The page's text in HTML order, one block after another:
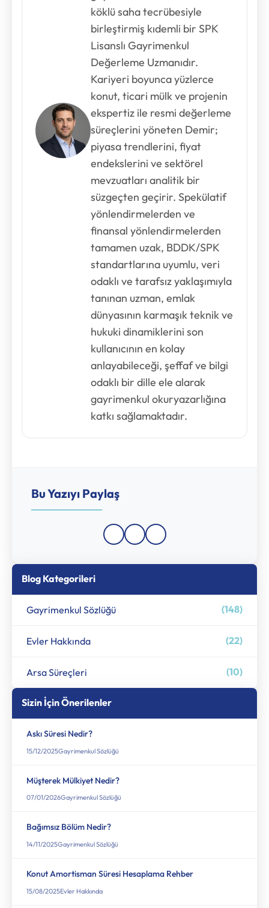
köklü saha tecrübesiyle
birleştirmiş kıdemli bir SPK
Lisanslı Gayrimenkul
Değerleme Uzmanıdır.
Kariyeri boyunca yüzlerce
konut, ticari mülk ve projenin
ekspertiz ile resmi değerleme
süreçlerini yöneten Demir;
piyasa trendlerini, fiyat
endekslerini ve sektörel
mevzuatları analitik bir
süzgeçten geçirir. Spekülatif
yönlendirmelerden ve
finansal yönlendirmelerden
tamamen uzak, BDDK/SPK
standartlarına uyumlu, veri
odaklı ve tarafsız yaklaşımıyla
tanınan uzman, emlak
dünyasının karmaşık teknik ve
hukuki dinamiklerini son
kullanıcının en kolay
anlayabileceği, şeffaf ve bilgi
odaklı bir dille ele alarak
gayrimenkul okuryazarlığına
katkı sağlamaktadır.
Bu Yazıyı Paylaş
Blog Kategorileri
Gayrimenkul Sözlüğü (148)
Evler Hakkında (22)
Arsa Süreçleri (10)
Sizin İçin Önerilenler
Askı Süresi Nedir?
15/12/2025Gayrimenkul Sözlüğü
Müşterek Mülkiyet Nedir?
07/01/2026Gayrimenkul Sözlüğü
Bağımsız Bölüm Nedir?
14/11/2025Gayrimenkul Sözlüğü
Konut Amortisman Süresi Hesaplama Rehber
15/08/2025Evler Hakkında